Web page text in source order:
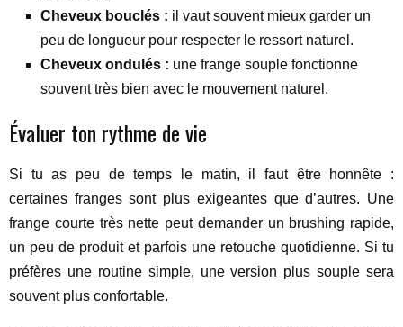
Cheveux bouclés : il vaut souvent mieux garder un
peu de longueur pour respecter le ressort naturel.
Cheveux ondulés : une frange souple fonctionne
souvent très bien avec le mouvement naturel.
Évaluer ton rythme de vie
Si tu as peu de temps le matin, il faut être honnête :
certaines franges sont plus exigeantes que d’autres. Une
frange courte très nette peut demander un brushing rapide,
un peu de produit et parfois une retouche quotidienne. Si tu
préfères une routine simple, une version plus souple sera
souvent plus confortable.